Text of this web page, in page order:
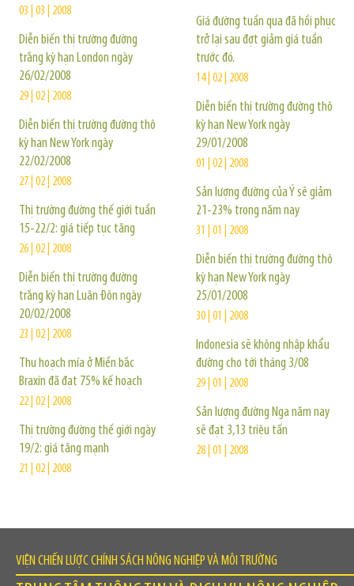
03 | 03 | 2008
Diễn biến thị trường đường
trắng kỳ hạn London ngày
26/02/2008
29 | 02 | 2008
Diễn biến thị trường đường thô
kỳ hạn New York ngày
22/02/2008
27 | 02 | 2008
Thị trường đường thế giới tuần
15-22/2: giá tiếp tục tăng
26 | 02 | 2008
Diễn biến thị trường đường
trắng kỳ hạn Luân Đôn ngày
20/02/2008
23 | 02 | 2008
Thu hoạch mía ở Miền bắc
Braxin đã đạt 75% kế hoạch
22 | 02 | 2008
Thị trường đường thế giới ngày
19/2: giá tăng mạnh
21 | 02 | 2008
Giá đường tuần qua đã hồi phục
trở lại sau đợt giảm giá tuần
trước đó.
14 | 02 | 2008
Diễn biến thị trường đường thô
kỳ hạn New York ngày
29/01/2008
01 | 02 | 2008
Sản lượng đường của Ý sẽ giảm
21-23% trong năm nay
31 | 01 | 2008
Diễn biến thị trường đường thô
kỳ hạn New York ngày
25/01/2008
30 | 01 | 2008
Indonesia sẽ không nhập khẩu
đường cho tới tháng 3/08
29 | 01 | 2008
Sản lượng đường Nga năm nay
sẽ đạt 3,13 triệu tấn
28 | 01 | 2008
VIỆN CHIẾN LƯỢC CHÍNH SÁCH NÔNG NGHIỆP VÀ MÔI TRƯỜNG